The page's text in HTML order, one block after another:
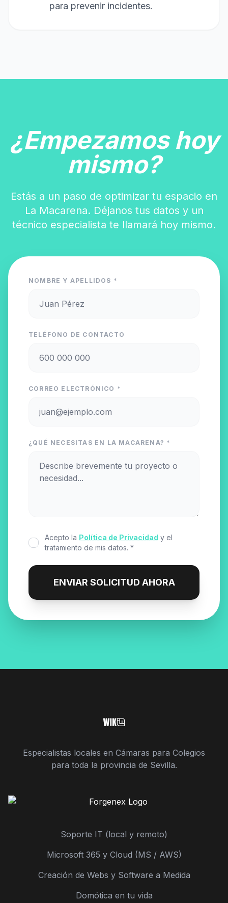
para prevenir incidentes.
¿Empezamos hoy
mismo?
Estás a un paso de optimizar tu espacio en
La Macarena. Déjanos tus datos y un
técnico especialista te llamará hoy mismo.
NOMBRE Y APELLIDOS *
TELÉFONO DE CONTACTO
CORREO ELECTRÓNICO *
¿QUÉ NECESITAS EN LA MACARENA? *
Acepto la Política de Privacidad y el
tratamiento de mis datos. *
ENVIAR SOLICITUD AHORA
Especialistas locales en Cámaras para Colegios
para toda la provincia de Sevilla.
Soporte IT (local y remoto)
Microsoft 365 y Cloud (MS / AWS)
Creación de Webs y Software a Medida
Domótica en tu vida